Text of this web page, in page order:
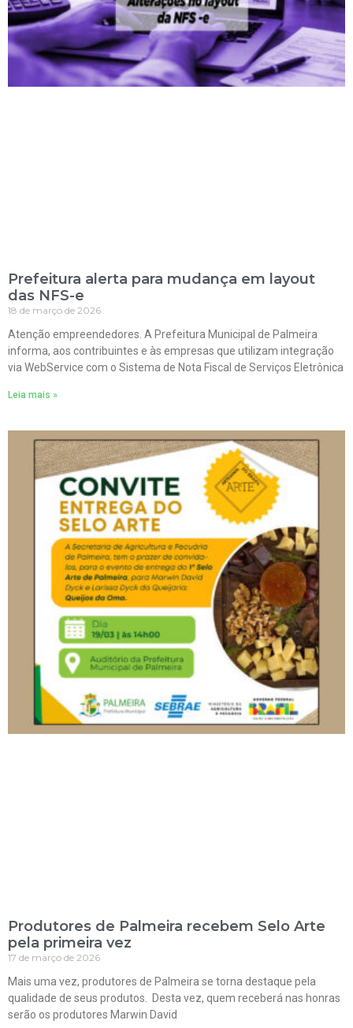
Prefeitura alerta para mudança em layout
das NFS-e
18 de março de 2026
Atenção empreendedores. A Prefeitura Municipal de Palmeira
informa, aos contribuintes e às empresas que utilizam integração
via WebService com o Sistema de Nota Fiscal de Serviços Eletrônica
Leia mais »
Produtores de Palmeira recebem Selo Arte
pela primeira vez
17 de março de 2026
Mais uma vez, produtores de Palmeira se torna destaque pela
qualidade de seus produtos. Desta vez, quem receberá nas honras
serão os produtores Marwin David